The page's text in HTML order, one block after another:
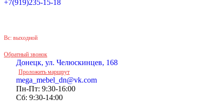
+7(919)235-15-18
Вс: выходной
Обратный звонок
Донецк, ул. Челюскинцев, 168
Проложить маршрут
mega_mebel_dn@vk.com
Пн-Пт: 9:30-16:00
Сб: 9:30-14:00